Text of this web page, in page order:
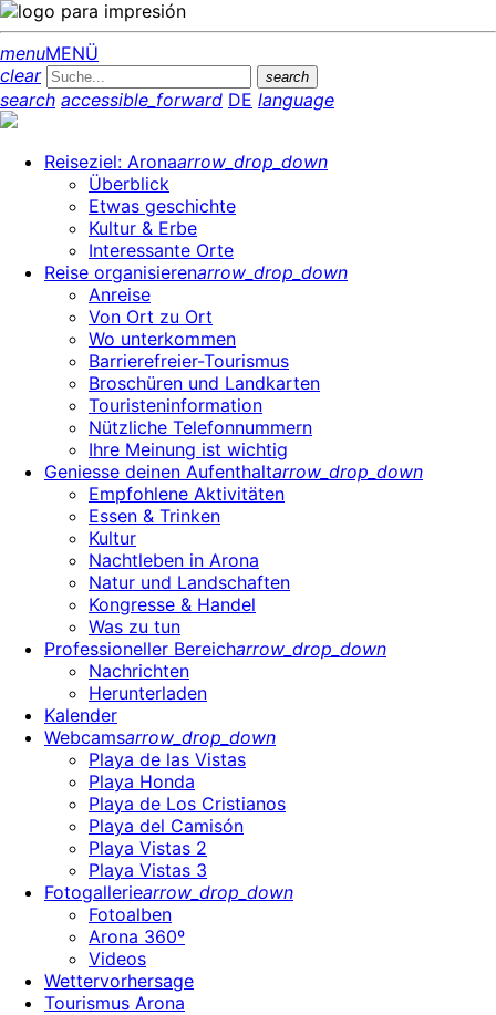
menuMENÜ
clear
search
search accessible_forward DE language
Reiseziel: Aronaarrow_drop_down
Überblick
Etwas geschichte
Kultur & Erbe
Interessante Orte
Reise organisierenarrow_drop_down
Anreise
Von Ort zu Ort
Wo unterkommen
Barrierefreier-Tourismus
Broschüren und Landkarten
Touristeninformation
Nützliche Telefonnummern
Ihre Meinung ist wichtig
Geniesse deinen Aufenthaltarrow_drop_down
Empfohlene Aktivitäten
Essen & Trinken
Kultur
Nachtleben in Arona
Natur und Landschaften
Kongresse & Handel
Was zu tun
Professioneller Bereicharrow_drop_down
Nachrichten
Herunterladen
Kalender
Webcamsarrow_drop_down
Playa de las Vistas
Playa Honda
Playa de Los Cristianos
Playa del Camisón
Playa Vistas 2
Playa Vistas 3
Fotogalleriearrow_drop_down
Fotoalben
Arona 360º
Videos
Wettervorhersage
Tourismus Arona